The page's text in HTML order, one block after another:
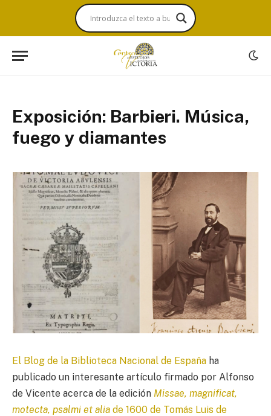
Exposición: Barbieri. Música,
fuego y diamantes
El Blog de la Biblioteca Nacional de España ha
publicado un interesante artículo firmado por Alfonso
de Vicente acerca de la edición Missae, magnificat,
motecta, psalmi et alia de 1600 de Tomás Luis de